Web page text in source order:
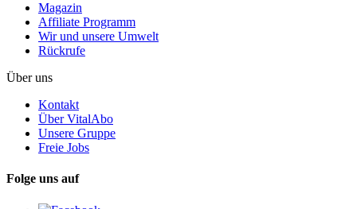
Magazin
Affiliate Programm
Wir und unsere Umwelt
Rückrufe
Über uns
Kontakt
Über VitalAbo
Unsere Gruppe
Freie Jobs
Folge uns auf